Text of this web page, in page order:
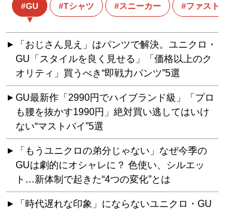
GU Tシャツ スニーカー ファストフ
「おじさん見え」はパンツで解決。ユニクロ・
GU「スタイルを良く見せる」「価格以上のク
オリティ」買うべき“即戦力パンツ”5選
GU最新作「2990円でハイブランド級」「プロ
も腰を抜かす1990円」絶対買い逃してはいけ
ない“マストバイ”5選
「もうユニクロの弟分じゃない」なぜ今季の
GUは劇的にオシャレに？ 色使い、シルエッ
ト…新体制で起きた“4つの変化”とは
「時代遅れな印象」にならないユニクロ・GU